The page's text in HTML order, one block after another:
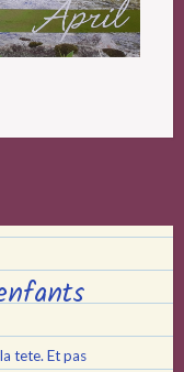
tete. Et pas